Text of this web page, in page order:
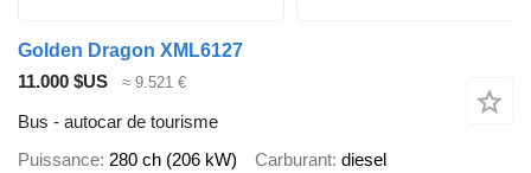
Golden Dragon XML6127
11.000 $US
≈ 9.521 €
Bus - autocar de tourisme
Puissance 280 ch (206 kW) Carburant diesel